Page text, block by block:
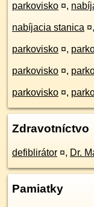
parkovisko ¤,
nabíjacia stanica ¤,
parkovisko ¤,
parkovisko ¤,
parkovisko ¤,
Zdravotníctvo
defiblirátor ¤, Dr.
Pamiatky